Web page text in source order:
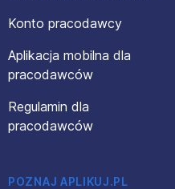
Konto pracodawcy
Aplikacja mobilna dla
pracodawców
Regulamin dla
pracodawców
POZNAJ APLIKUJ.PL